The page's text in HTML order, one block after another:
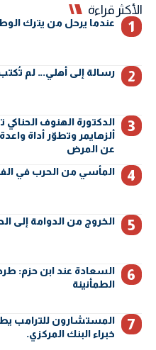
الأكثر قراءة
عندما يرحل من يترك
رسالة إلى أهلي… لم تُكتب
الدكتورة الهنوف
ألزهايمر وتطوّر أداة
عن المرض
المأسي من الحرب في
الخروج من الدوامة إلى
السعادة عند ابن حزم:
الطمأنينة
المستشارون للترامب
خبراء البنك المركزي.